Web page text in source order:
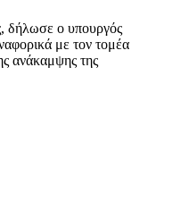
δήλωσε ο υπουργός
με τον τομέα
ανάκαμψης της